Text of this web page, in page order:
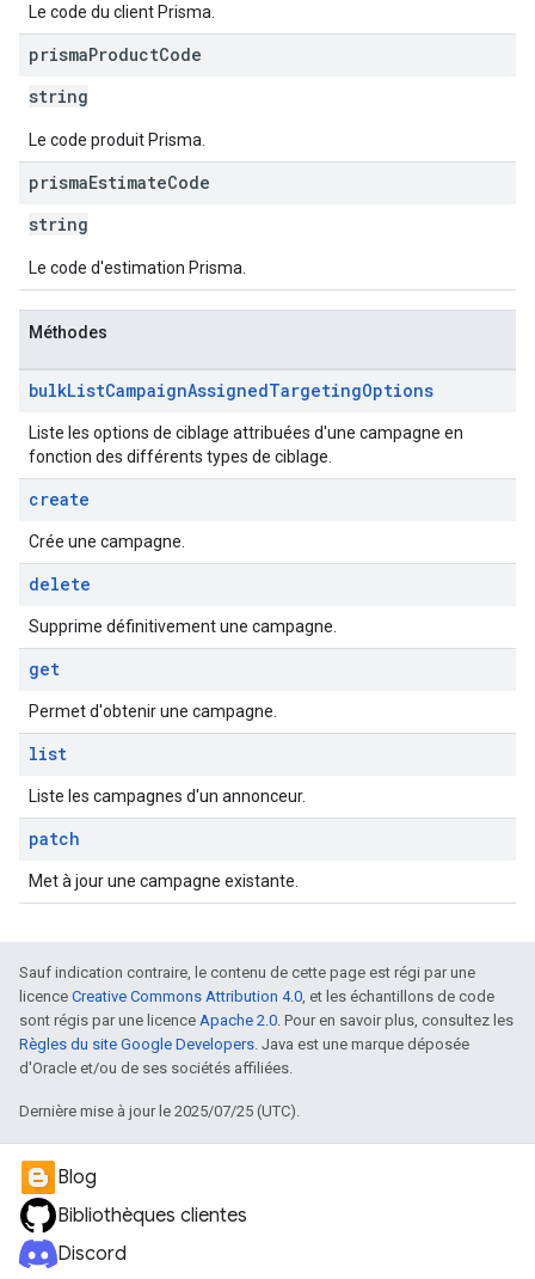
Le code du client Prisma.
prismaProductCode
string
Le code produit Prisma.
prismaEstimateCode
string
Le code d'estimation Prisma.
Méthodes
bulkListCampaignAssignedTargetingOptions
Liste les options de ciblage attribuées d'une campagne en
fonction des différents types de ciblage.
create
Crée une campagne.
delete
Supprime définitivement une campagne.
get
Permet d'obtenir une campagne.
list
Liste les campagnes d'un annonceur.
patch
Met à jour une campagne existante.
Sauf indication contraire, le contenu de cette page est régi par une
licence Creative Commons Attribution 4.0, et les échantillons de code
sont régis par une licence Apache 2.0. Pour en savoir plus, consultez les
Règles du site Google Developers. Java est une marque déposée
d'Oracle et/ou de ses sociétés affiliées.
Dernière mise à jour le 2025/07/25 (UTC).
Blog
Bibliothèques clientes
Discord